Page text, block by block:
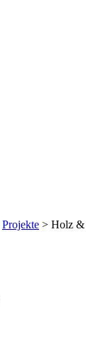
Projekte > Holz &